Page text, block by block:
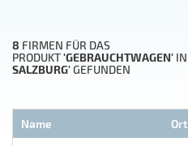
8 FIRMEN FÜR DAS
PRODUKT'GEBRAUCHTWAGEN' IN
SALZBURG'GEFUNDEN
Name Ort